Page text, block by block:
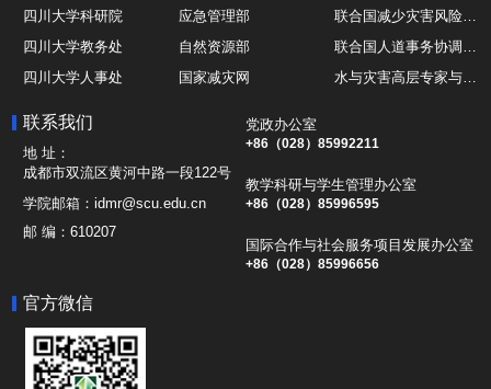
四川大学科研院
应急管理部
联合国减少灾害风险办公室UNDRR
四川大学教务处
自然资源部
联合国人道事务协调厅OCHA
四川大学人事处
国家减灾网
水与灾害高层专家与领导组 HELP
地震与火山研究室
联系我们
地 址：
成都市双流区黄河中路一段122号
学院邮箱：idmr@scu.edu.cn
邮 编：610207
党政办公室
+86（028）85992211
教学科研与学生管理办公室
+86（028）85996595
国际合作与社会服务项目发展办公室
+86（028）85996656
官方微信